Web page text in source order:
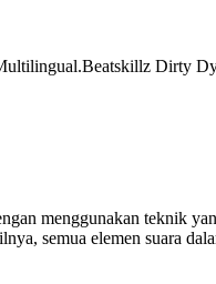
Dirty
menggunakan teknik
semua elemen suara